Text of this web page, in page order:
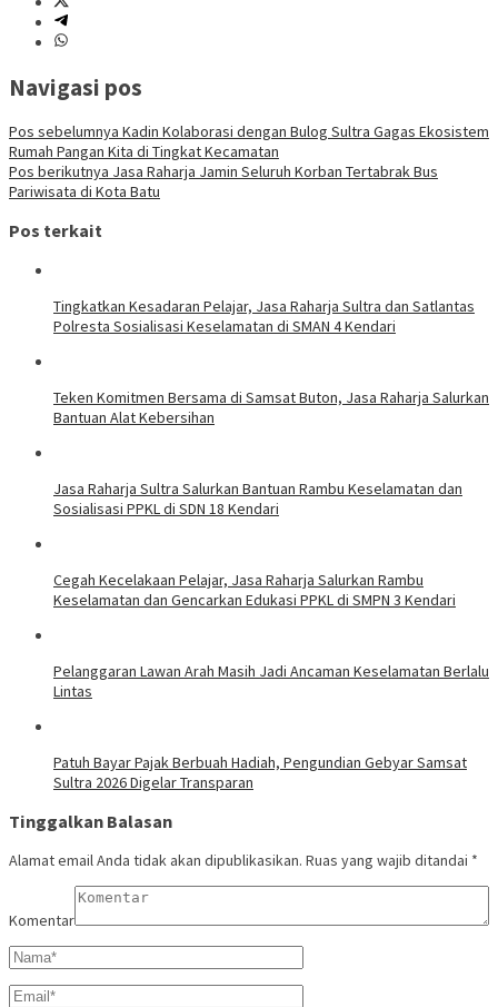
Navigasi pos
Pos sebelumnya Kadin Kolaborasi dengan Bulog Sultra Gagas Ekosistem
Rumah Pangan Kita di Tingkat Kecamatan
Pos berikutnya Jasa Raharja Jamin Seluruh Korban Tertabrak Bus
Pariwisata di Kota Batu
Pos terkait
Tingkatkan Kesadaran Pelajar, Jasa Raharja Sultra dan Satlantas
Polresta Sosialisasi Keselamatan di SMAN 4 Kendari
Teken Komitmen Bersama di Samsat Buton, Jasa Raharja Salurkan
Bantuan Alat Kebersihan
Jasa Raharja Sultra Salurkan Bantuan Rambu Keselamatan dan
Sosialisasi PPKL di SDN 18 Kendari
Cegah Kecelakaan Pelajar, Jasa Raharja Salurkan Rambu
Keselamatan dan Gencarkan Edukasi PPKL di SMPN 3 Kendari
Pelanggaran Lawan Arah Masih Jadi Ancaman Keselamatan Berlalu
Lintas
Patuh Bayar Pajak Berbuah Hadiah, Pengundian Gebyar Samsat
Sultra 2026 Digelar Transparan
Tinggalkan Balasan
Alamat email Anda tidak akan dipublikasikan. Ruas yang wajib ditandai *
Komentar